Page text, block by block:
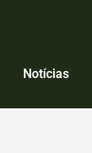
Notícias